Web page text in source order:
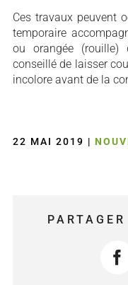
Ces travaux peuvent
temporaire
ou orangée (rouille)
conseillé de laisser
incolore avant de la
22 MAI 2019 |